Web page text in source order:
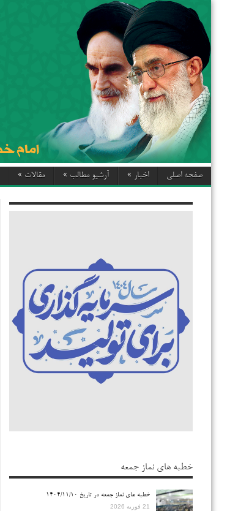
صفحه اصلی اخبار » آرشیو مطالب » مقالات »
خطبه های نماز جمعه
خطبه های نماز جمعه در تاریخ ۱۴۰۴/۱۱/۱۰
21 فوریه 2026